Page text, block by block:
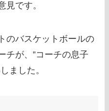
見です。
のバスケットボールの
チが、”コーチの息子
ました。